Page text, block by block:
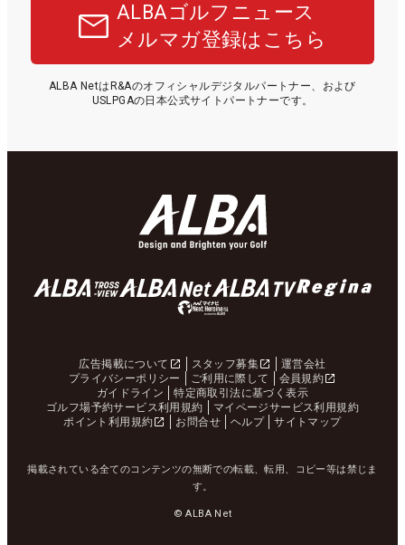
ALBAゴルフニュース
メルマガ登録はこちら
ALBA NetはR&Aのオフィシャルデジタルパートナー、および
USLPGAの日本公式サイトパートナーです。
広告掲載について スタッフ募集
運営会社
プライバシーポリシー
ご利用に際して
会員規約
ガイドライン
特定商取引法に基づく表示
ゴルフ場予約サービス利用規約
マイページサービス利用規約
ポイント利用規約
お問合せ ヘルプ サイトマップ
掲載されている全てのコンテンツの無断での転載、転用、コピー等は禁じま
す。
© ALBA Net